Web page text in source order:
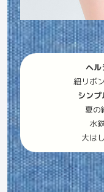
ヘル
紐リボ
シン
夏
水
大は